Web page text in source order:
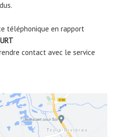
téléphonique en rapport
contact avec le service